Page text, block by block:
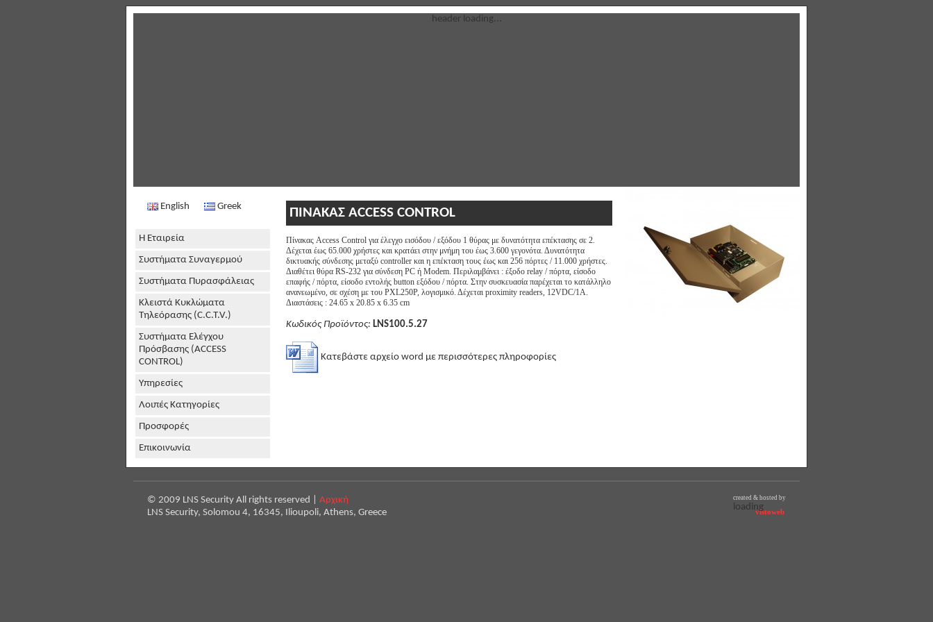
header loading...
English Greek
Η Εταιρεία
Συστήματα Συναγερμού
Συστήματα Πυρασφάλειας
Κλειστά Κυκλώματα
Τηλεόρασης (C.C.T.V.)
Συστήματα Ελέγχου
Πρόσβασης (ACCESS
CONTROL)
Υπηρεσίες
Λοιπές Κατηγορίες
Προσφορές
Επικοινωνία
ΠΙΝΑΚΑΣ ACCESS CONTROL
Πίνακας Access Control για έλεγχο εισόδου / εξόδου 1 θύρας με δυνατότητα επέκτασης σε 2.
Δέχεται έως 65.000 χρήστες και κρατάει στην μνήμη του έως 3.600 γεγονότα. Δυνατότητα
δικτυακής σύνδεσης μεταξύ controller και η επέκταση τους έως και 256 πόρτες / 11.000 χρήστες.
Διαθέτει θύρα RS-232 για σύνδεση PC ή Modem. Περιλαμβάνει : έξοδο relay / πόρτα, είσοδο
επαφής / πόρτα, είσοδο εντολής button εξόδου / πόρτα. Στην συσκευασία παρέχεται το κατάλληλο
ανανεωμένο, σε σχέση με του PXL250P, λογισμικό. Δέχεται proximity readers, 12VDC/1A.
Διαστάσεις : 24.65 x 20.85 x 6.35 cm
Κωδικός Προϊόντος: LNS100.5.27
Κατεβάστε αρχείο word με περισσότερες πληροφορίες
© 2009 LNS Security All rights reserved | Αρχική
LNS Security, Solomou 4, 16345, Ilioupoli, Athens, Greece
created & hosted by
loadingvistoweb